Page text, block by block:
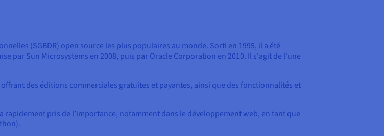
(SGBDR) open source les plus populaires au monde. Sorti en 1995, il a été
par Sun Microsystems en 2008, puis par Oracle Corporation en 2010. Il s'agit de l'une
offrant des éditions commerciales gratuites et payantes, ainsi que des fonctionnalités et
rapidement pris de l’importance, notamment dans le développement web, en tant que